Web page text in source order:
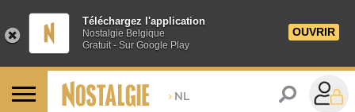
Téléchargez l'application
Nostalgie Belgique
Gratuit - Sur Google Play
OUVRIR
> NL